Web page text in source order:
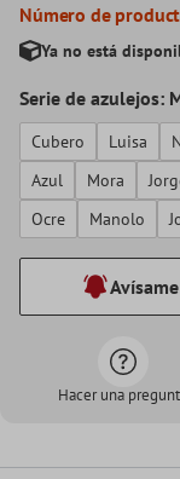
Número de
Ya no está
Serie de azulejos:
Cubero Luisa
Azul
Mora
Ocre
Manolo
Hacer una